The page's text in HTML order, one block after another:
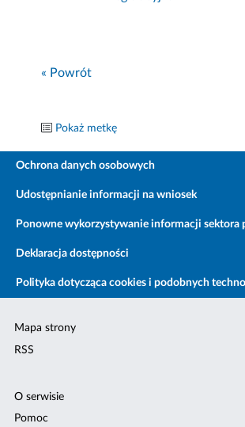
« Powrót
Pokaż metkę
Ochrona danych osobowych
Udostępnianie informacji na wniosek
Ponowne wykorzystywanie informacji sektora
Deklaracja dostępności
Polityka dotycząca cookies i podobnych
Mapa strony
RSS
O serwisie
Pomoc